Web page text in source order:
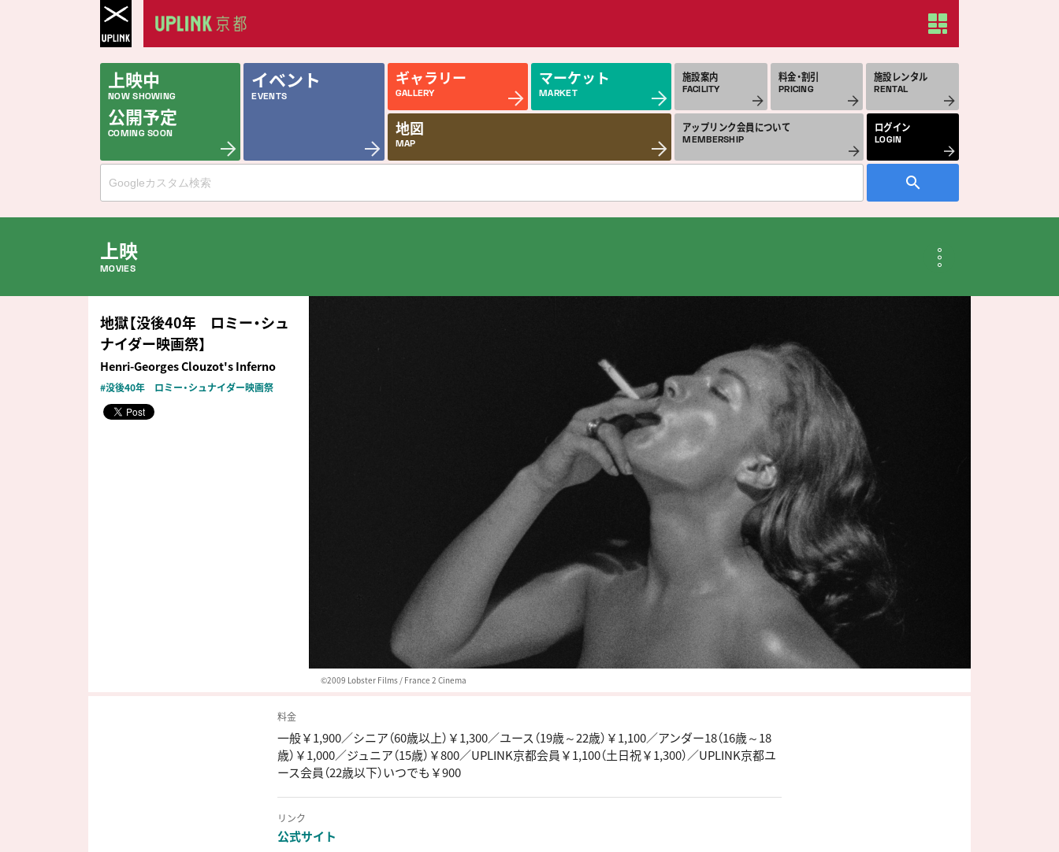
上映中
NOW SHOWING
公開予定
COMING SOON
イベント
EVENTS
ギャラリー
GALLERY
マーケット
MARKET
地図
MAP
施設案内
FACILITY
料金・割引
PRICING
施設レンタル
RENTAL
アップリンク会員について
MEMBERSHIP
ログイン
LOGIN
上映
MOVIES
公開中の作品
NOW PLAYING
地獄【没後40年 ロミー・シュ
ナイダー映画祭】
Henri-Georges Clouzot's Inferno
#没後40年 ロミー・シュナイダー映画祭
©︎2009 Lobster Films / France 2 Cinema
料金
一般￥1,900／シニア（60歳以上）￥1,300／ユース（19歳～22歳）￥1,100／アンダー18（16歳～18
歳）￥1,000／ジュニア（15歳）￥800／UPLINK京都会員￥1,100（土日祝￥1,300）／UPLINK京都ユ
ース会員（22歳以下）いつでも￥900
リンク
公式サイト